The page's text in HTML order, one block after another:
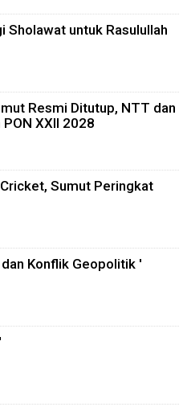
Sholawat untuk Rasulullah
Resmi Ditutup, NTT dan
XXII 2028
Sumut Peringkat
Konflik Geopolitik '